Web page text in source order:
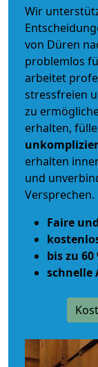
Wir
von Düren
problemlos
arbeitet
stressfreien
zu
erhalten,
erhalten
und
Versprechen.
Faire
bis zu 60
schnelle